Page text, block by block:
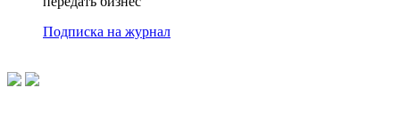
Подписка на журнал